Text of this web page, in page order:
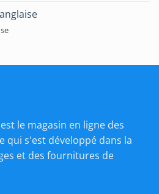
prix :
€3,95
le magasin en ligne des
qui s'est développé dans la
et des fournitures de